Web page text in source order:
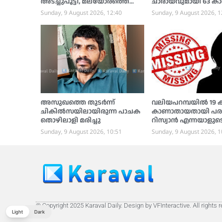
രോഗികള്‍ ദുരിതത്തില്‍
Sunday, 9 August 2026, 12:40
പിടിയില്‍
Sunday, 9 August 2026,
അസുഖത്തെ തുടര്‍ന്ന്
ചികില്‍സയിലായിരുന്ന പാചക
തൊഴിലാളി മരിച്ചു
Sunday, 9 August 2026, 10:51
വലിയപറമ്പയില്‍ 19
കാണാതായതായി
റിസ്വാന്‍
പോയതായി സംശയം,
പൊലീസ് അന്വേഷണം
Sunday, 9 August 2026,
© Copyright 2025 Karaval Daily. Design by VFInteractive. All rights
Light Dark